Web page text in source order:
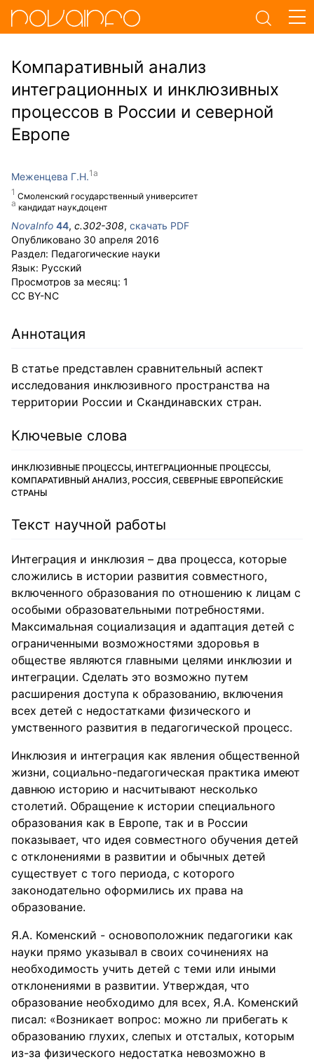
Компаративный анализ
интеграционных и инклюзивных
процессов в России и северной
Европе
Меженцева Г.Н.
Смоленский государственный университет
кандидат наук,доцент
NovaInfo 44, с.302-308, скачать PDF
Опубликовано 30 апреля 2016
Раздел: Педагогические науки
Язык: Русский
Просмотров за месяц: 1
CC BY-NC
Аннотация
В статье представлен сравнительный аспект
исследования инклюзивного пространства на
территории России и Скандинавских стран.
Ключевые слова
ИНКЛЮЗИВНЫЕ ПРОЦЕССЫ, ИНТЕГРАЦИОННЫЕ ПРОЦЕССЫ,
КОМПАРАТИВНЫЙ АНАЛИЗ, РОССИЯ, CЕВЕРНЫЕ ЕВРОПЕЙСКИЕ
СТРАНЫ
Текст научной работы
Интеграция и инклюзия – два процесса, которые
сложились в истории развития совместного,
включенного образования по отношению к лицам с
особыми образовательными потребностями.
Максимальная социализация и адаптация детей с
ограниченными возможностями здоровья в
обществе являются главными целями инклюзии и
интеграции. Сделать это возможно путем
расширения доступа к образованию, включения
всех детей с недостатками физического и
умственного развития в педагогической процесс.
Инклюзия и интеграция как явления общественной
жизни, социально-педагогическая практика имеют
давнюю историю и насчитывают несколько
столетий. Обращение к истории специального
образования как в Европе, так и в России
показывает, что идея совместного обучения детей
с отклонениями в развитии и обычных детей
существует с того периода, с которого
законодательно оформились их права на
образование.
Я.А. Коменский - основоположник педагогики как
науки прямо указывал в своих сочинениях на
необходимость учить детей с теми или иными
отклонениями в развитии. Утверждая, что
образование необходимо для всех, Я.А. Коменский
писал: «Возникает вопрос: можно ли прибегать к
образованию глухих, слепых и отсталых, которым
из-за физического недостатка невозможно в